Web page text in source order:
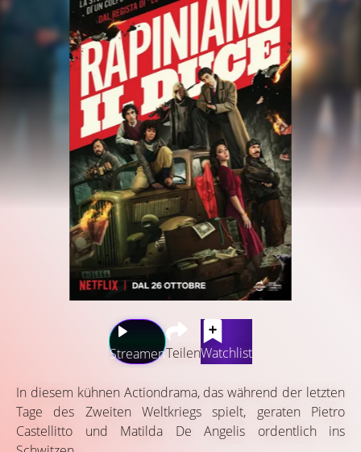
StreamenTeilenWatchlist
In diesem kühnen Actiondrama, das während der letzten
Tage des Zweiten Weltkriegs spielt, geraten Pietro
Castellitto und Matilda De Angelis ordentlich ins